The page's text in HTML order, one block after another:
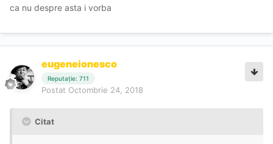
ca nu despre asta i vorba
eugeneionesco
Reputație: 711
Postat Octombrie 24, 2018
Citat